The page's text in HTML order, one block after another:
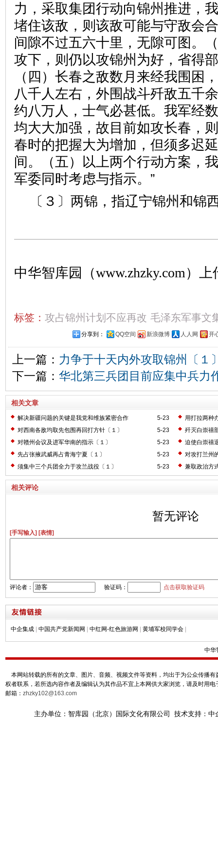
力，采取集团行动向锦州推进，
堵住该敌，则该敌可能与守敌会
间隙不过五六十里，无隙可图。
攻下，则仍以攻锦州为好，省得
（四）长春之敌数月来经我围困
八千人左右，外围战斗歼敌五千
约八万人，士气必甚低。我军经
均大大加强，故目前如攻长春，
春时的把握大为增加，但须多迟
间。（五）以上两个行动方案，
军委同时考虑与指示。”
〔３〕两锦，指辽宁锦州和锦
中华智库园（www.zhzky.com）上
标签： 攻占锦州计划不应再改 毛泽东军事文
分享到： QQ空间 新浪微博 人人网 开
上一篇： 力争于十天内外攻取锦州〔１
下一篇： 华北第三兵团目前应集中兵力
相关文章
5-23
解决新疆问题的关键是我党和维族紧密合作
用打拉两种
5-23
对西南各敌均取先包围再回打方针〔１〕
歼灭白崇禧
5-23
对赣州会议及进军华南的指示〔１〕
迫使白崇禧
5-23
先占张掖武威再占青海宁夏〔１〕
对攻打兰州
5-23
须集中三个兵团全力于攻兰战役〔１〕 兼取政治方
相关评论
暂无评论
[手写输入] [表情]
评论者： 验证码： 点击获取验证码
中企集成 | 中国共产党新闻网 | 中红网-红色旅游网 | 黄埔军校同学会 |
中华
本网站转载的所有的文章、图片、音频、视频文件等资料，均出于为公众传播
权者联系，若所选内容作者及编辑认为其作品不宜上本网供大家浏览，请及时用
邮箱： zhzky102@163.com
主办单位：智库园（北京）国际文化有限公司 技术支持：